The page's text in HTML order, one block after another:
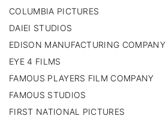
COLUMBIA PICTURES
DAIEI STUDIOS
EDISON MANUFACTURING COMPANY
EYE 4 FILMS
FAMOUS PLAYERS FILM COMPANY
FAMOUS STUDIOS
FIRST NATIONAL PICTURES